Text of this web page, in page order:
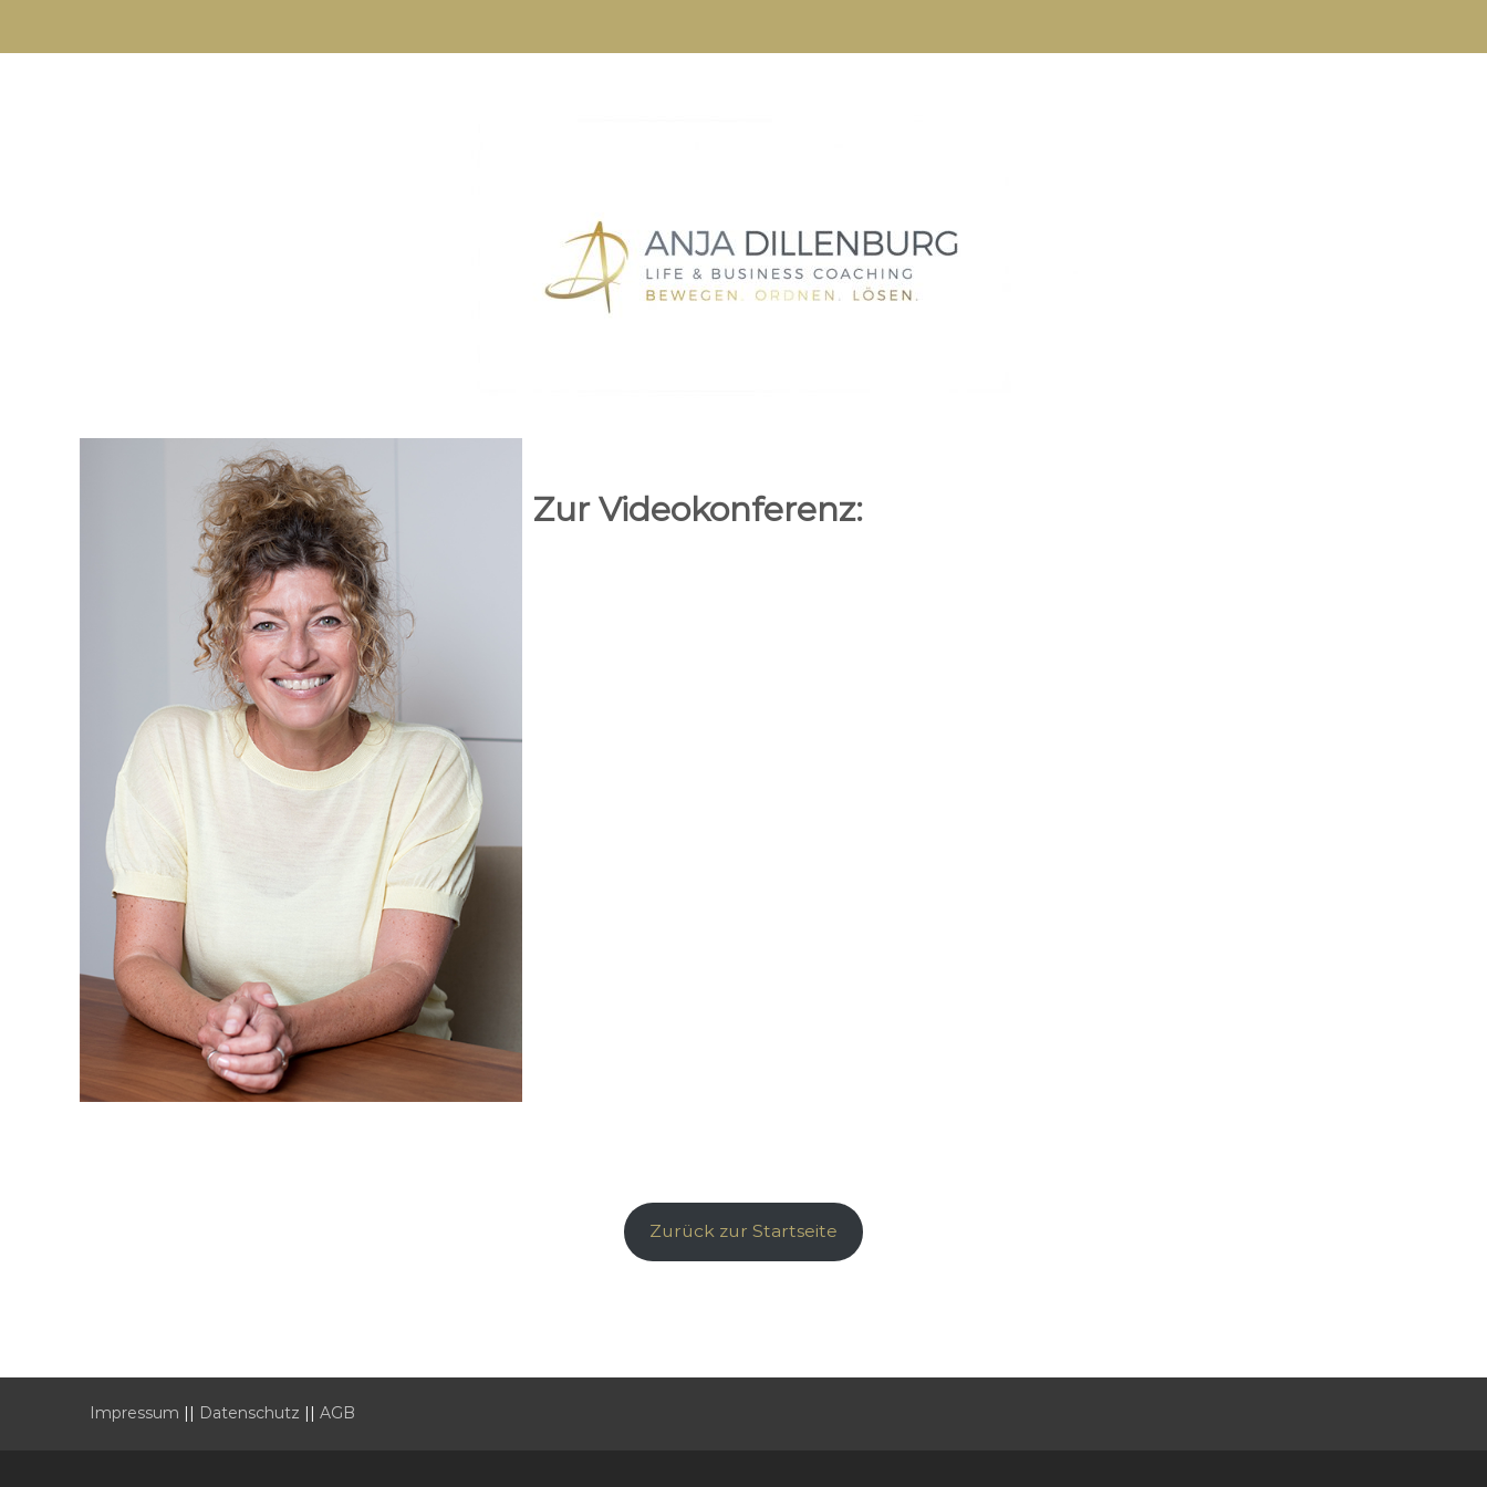
Zur Videokonferenz:
Zurück zur Startseite
Impressum || Datenschutz || AGB